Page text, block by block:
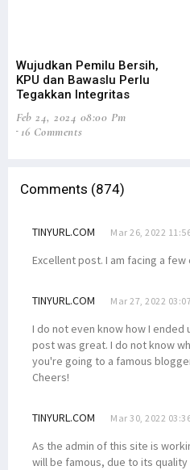
Wujudkan Pemilu Bersih,
KPU dan Bawaslu Perlu
Tegakkan Integritas
Feb 24, 2024 08:00 Pm
16 Comments
Comments (874)
TINYURL.COM Mar 26, 2022
Excellent post. I am facing a
TINYURL.COM Mar 27, 2022
I do not even know how I ended
post was great. I do not know
you're going to a famous
Cheers!
TINYURL.COM Mar 30, 2022
As the admin of this site is
will be famous, due to its